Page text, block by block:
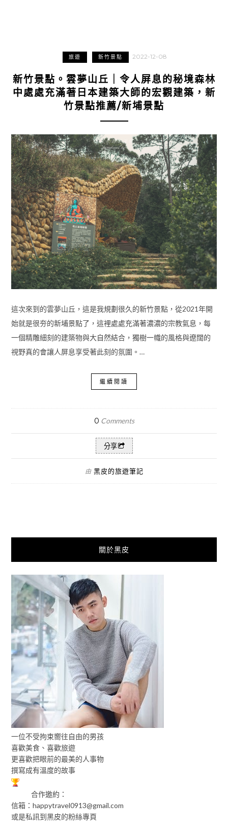
旅遊 新竹景點 2022-12-08
新竹景點。雲夢山丘｜令人屏息的秘境森林
中處處充滿著日本建築大師的宏觀建築，新
竹景點推薦/新埔景點
這次來到的雲夢山丘，這是我規劃很久的新竹景點，從2021年開
始就是很夯的新埔景點了，這裡處處充滿著濃濃的宗教氣息，每
一個精雕細刻的建築物與大自然結合，獨樹一幟的風格與遼闊的
視野真的會讓人屏息享受著此刻的氛圍。…
繼續閱讀
0 Comments
分享
由 黑皮的旅遊筆記
關於黑皮
一位不受拘束嚮往自由的男孩
喜歡美食、喜歡旅遊
更喜歡把眼前的最美的人事物
撰寫成有溫度的故事
合作邀約：
信箱：happytravel0913@gmail.com
或是私訊到黑皮的粉絲專頁